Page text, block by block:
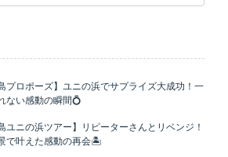
プロポーズ】ユニの浜でサプライズ大成功！一
ない感動の瞬間💍
ユニの浜ツアー】リピーターさんとリベンジ！
で叶えた感動の再会🏝️